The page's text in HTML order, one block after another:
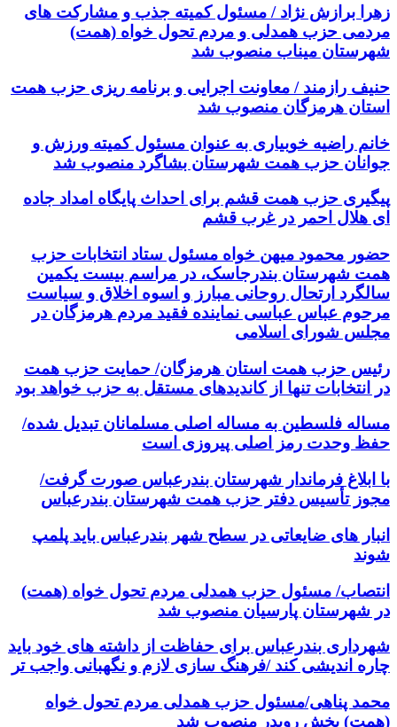
زهرا برازش نژاد / مسئول کمیته جذب و مشارکت های
مردمی حزب همدلی و مردم تحول خواه (همت)
شهرستان میناب منصوب شد
حنیف رازمند / معاونت اجرایی و برنامه ریزی حزب همت
استان هرمزگان منصوب شد
خانم راضیه خوبیاری به عنوان مسئول کمیته ورزش و
جوانان حزب همت شهرستان بشاگرد منصوب شد
پیگیری حزب همت قشم برای احداث پایگاه امداد جاده
ای هلال احمر در غرب قشم
حضور محمود میهن خواه مسئول ستاد انتخابات حزب
همت شهرستان بندرجاسک، در مراسم بیست یکمین
سالگرد ارتحال روحانی مبارز و اسوه اخلاق و سیاست
مرحوم عباس عباسی نماینده فقید مردم هرمزگان در
مجلس شورای اسلامی
رئیس حزب همت استان هرمزگان/ حمایت حزب همت
در انتخابات تنها از کاندیدهای مستقل به حزب خواهد بود
مساله فلسطین به مساله اصلی مسلمانان تبدیل شده/
حفظ وحدت رمز اصلی پیروزی است
با ابلاغ فرماندار شهرستان بندرعباس صورت گرفت/
مجوز تأسیس دفتر حزب همت شهرستان بندرعباس
انبار های ضایعاتی در سطح شهر بندرعباس باید پلمپ
شوند
انتصاب/ مسئول حزب همدلی مردم تحول خواه (همت)
در شهرستان پارسیان منصوب شد
شهرداری بندرعباس برای حفاظت از داشته های خود باید
چاره اندیشی کند /فرهنگ سازی لازم و نگهبانی واجب تر
محمد پناهی/مسئول حزب همدلی مردم تحول خواه
(همت) بخش رویدر منصوب شد